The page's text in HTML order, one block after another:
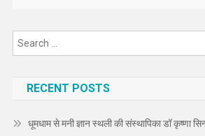
RECENT POSTS
धूमधाम से मनी ज्ञान स्थली की संस्थापिका डॉ कृष्णा